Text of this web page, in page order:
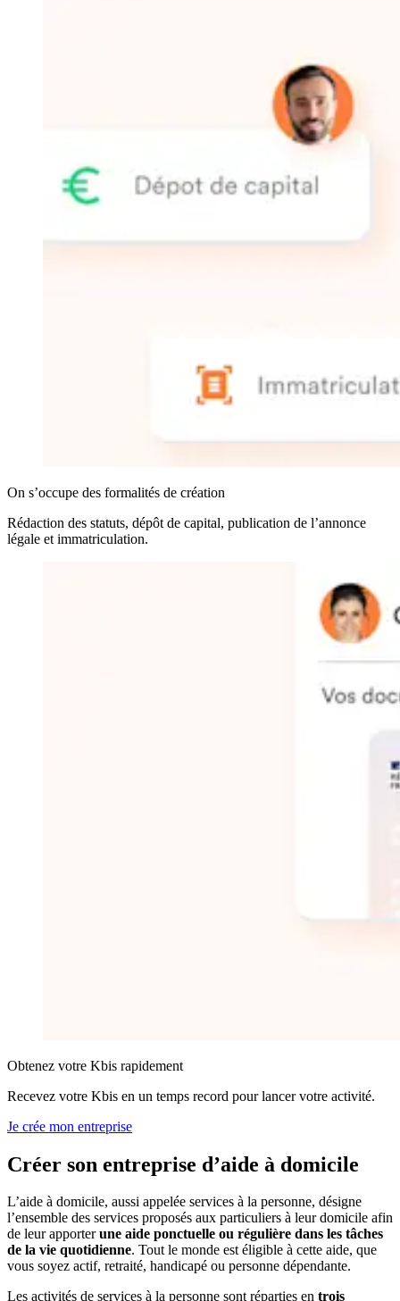
On s’occupe des formalités de création
Rédaction des statuts, dépôt de capital, publication de l’annonce
légale et immatriculation.
Obtenez votre Kbis rapidement
Recevez votre Kbis en un temps record pour lancer votre activité.
Je crée mon entreprise
Créer son entreprise d’aide à domicile
L’aide à domicile, aussi appelée services à la personne, désigne
l’ensemble des services proposés aux particuliers à leur domicile afin
de leur apporterune aide ponctuelle ou régulière dans les tâches
de la vie quotidienne. Tout le monde est éligible à cette aide, que
vous soyez actif, retraité, handicapé ou personne dépendante.
Les activités de services à la personne sont réparties en trois